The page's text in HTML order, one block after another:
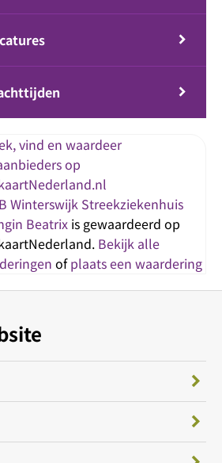
Streekziekenhuis
Beatrix is gewaardeerd op
Bekijk alle
ofplaats een waardering